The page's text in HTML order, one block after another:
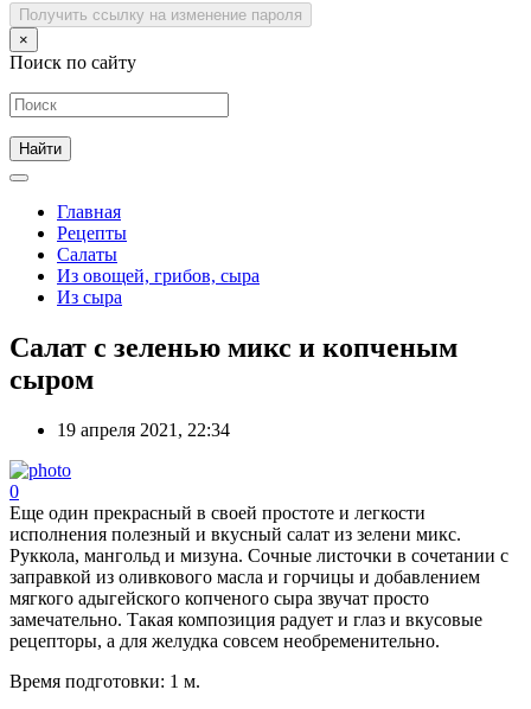
Получить ссылку на изменение пароля
×
Поиск по сайту
Главная
Рецепты
Салаты
Из овощей, грибов, сыра
Из сыра
Салат с зеленью микс и копченым
сыром
19 апреля 2021, 22:34
0
Еще один прекрасный в своей простоте и легкости
исполнения полезный и вкусный салат из зелени микс.
Руккола, мангольд и мизуна. Сочные листочки в сочетании с
заправкой из оливкового масла и горчицы и добавлением
мягкого адыгейского копченого сыра звучат просто
замечательно. Такая композиция радует и глаз и вкусовые
рецепторы, а для желудка совсем необременительно.
Время подготовки: 1 м.